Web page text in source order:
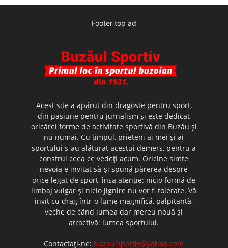
Footer top ad
Acest site a apărut din dragoste pentru sport,
din pasiune pentru jurnalism şi este dedicat
oricărei forme de activitate sportivă din Buzău şi
nu numai. Cu timpul, prieteni ai mei şi ai
sportului s-au alăturat acestui demers, pentru a
construi ceea ce vedeţi acum. Oricine simte
nevoia e invitat să-şi spună părerea despre
orice legat de sport, însă atenţie: nicio formă de
limbaj vulgar şi nicio jignire nu vor fi tolerate. Vă
invit cu drag într-o lume magnifică, palpitantă,
veche de când lumea dar mereu nouă şi
atractivă: lumea sportului.
Contactați-ne: buzaulsportiv@yahoo.com